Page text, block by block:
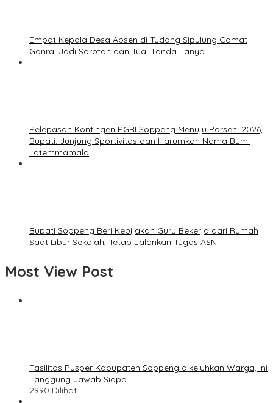
Empat Kepala Desa Absen di Tudang Sipulung Camat
Ganra, Jadi Sorotan dan Tuai Tanda Tanya
Pelepasan Kontingen PGRI Soppeng Menuju Porseni 2026,
Bupati: Junjung Sportivitas dan Harumkan Nama Bumi
Latemmamala
Bupati Soppeng Beri Kebijakan Guru Bekerja dari Rumah
Saat Libur Sekolah, Tetap Jalankan Tugas ASN
Most View Post
Fasilitas Pusper Kabupaten Soppeng dikeluhkan Warga, ini
Tanggung Jawab Siapa.
2990 Dilihat